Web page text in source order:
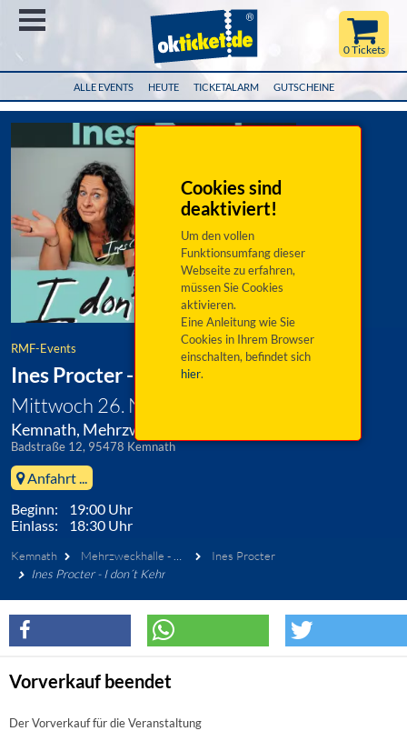
ALLE EVENTS HEUTE TICKETALARM GUTSCHEINE
0 Tickets
Cookies sind
deaktiviert!
Um den vollen
Funktionsumfang dieser
Webseite zu erfahren,
müssen Sie Cookies
aktivieren.
Eine Anleitung wie Sie
Cookies in Ihrem Browser
einschalten, befindet sich
hier.
RMF-Events
Ines Procter - I don´t Kehr
Mittwoch 26. November 2025
Kemnath, Mehrzweckhalle - Foyer
Badstraße 12, 95478 Kemnath
Anfahrt ...
Beginn: 19:00 Uhr
Einlass: 18:30 Uhr
Kemnath Mehrzweckhalle - Foyer
Ines Procter
Ines Procter - I don´t Kehr
Vorverkauf beendet
Der Vorverkauf für die Veranstaltung